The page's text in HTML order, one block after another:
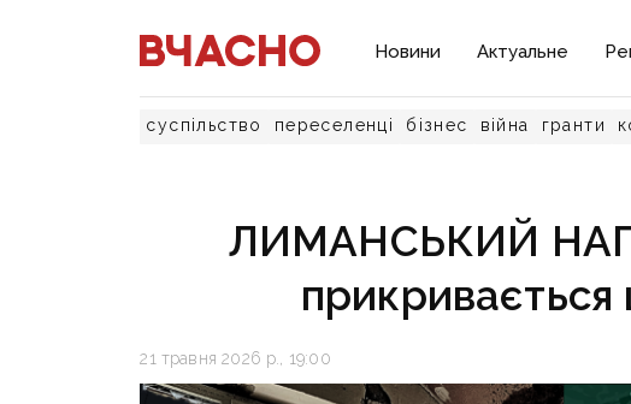
Новини Актуальне
суспільство переселенці бізнес війна гранти
ЛИМАНСЬКИЙ
прикривається
21 травня 2026 р., 19:00